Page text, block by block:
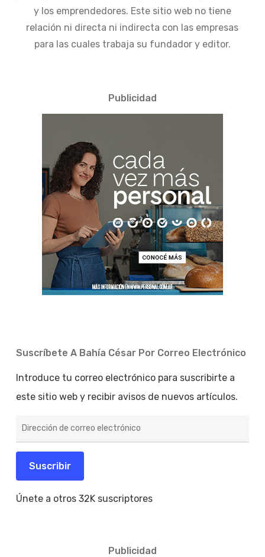
y los emprendedores. Este sitio web no tiene
relación ni directa ni indirecta con las empresas
para las cuales trabaja su fundador y editor.
Publicidad
Suscríbete A Bahía César Por Correo Electrónico
Introduce tu correo electrónico para suscribirte a
este sitio web y recibir avisos de nuevos artículos.
de
electrónico
Suscribir
Únete a otros 32K suscriptores
Publicidad